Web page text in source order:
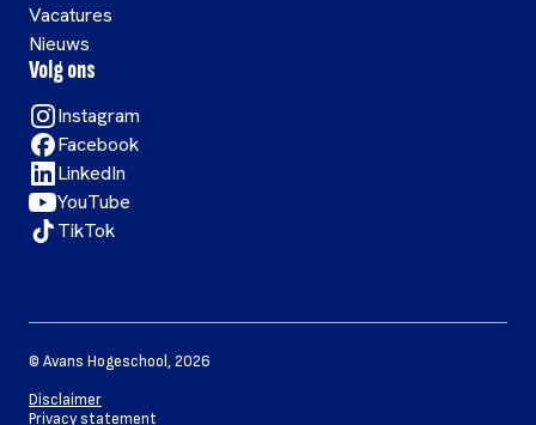
Vacatures
Nieuws
Volg ons
Instagram
Facebook
LinkedIn
YouTube
TikTok
© Avans Hogeschool,2026
Disclaimer
Privacy statement